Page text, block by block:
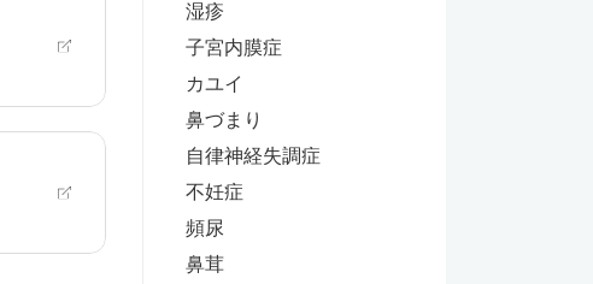
湿疹
子宮内膜症
カユイ
鼻づまり
自律神経失調症
不妊症
頻尿
鼻茸